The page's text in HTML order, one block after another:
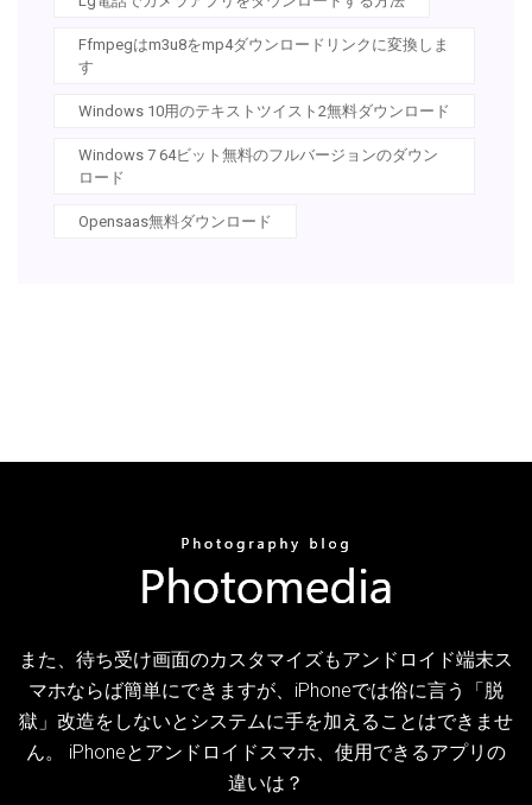
Ffmpegはm3u8をmp4ダウンロードリンクに変換しま
す
Windows 10用のテキストツイスト2無料ダウンロード
Windows 7 64ビット無料のフルバージョンのダウン
ロード
Opensaas無料ダウンロード
また、待ち受け画面のカスタマイズもアンドロイド端末ス
マホならば簡単にできますが、iPhoneでは俗に言う「脱
獄」改造をしないとシステムに手を加えることはできませ
ん。 iPhoneとアンドロイドスマホ、使用できるアプリの
違いは？